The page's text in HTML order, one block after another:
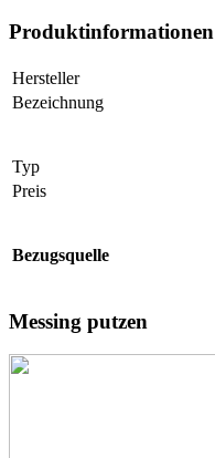
Produktinformationen
Hersteller
Bezeichnung
Typ
Preis
Bezugsquelle
Messing putzen